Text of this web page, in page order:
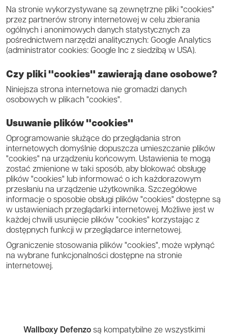
Na stronie wykorzystywane są zewnętrzne pliki "cookies"
przez partnerów strony internetowej w celu zbierania
ogólnych i anonimowych danych statystycznych za
pośrednictwem narzędzi analitycznych: Google Analytics
(administrator cookies: Google Inc z siedzibą w USA).
Czy pliki "cookies" zawierają dane osobowe?
Niniejsza strona internetowa nie gromadzi danych
osobowych w plikach "cookies".
Usuwanie plików "cookies"
Oprogramowanie służące do przeglądania stron
internetowych domyślnie dopuszcza umieszczanie plików
"cookies" na urządzeniu końcowym. Ustawienia te mogą
zostać zmienione w taki sposób, aby blokować obsługę
plików "cookies" lub informować o ich każdorazowym
przesłaniu na urządzenie użytkownika. Szczegółowe
informacje o sposobie obsługi plików "cookies" dostępne są
w ustawieniach przeglądarki internetowej. Możliwe jest w
każdej chwili usunięcie plików "cookies" korzystając z
dostępnych funkcji w przeglądarce internetowej.
Ograniczenie stosowania plików "cookies", może wpłynąć
na wybrane funkcjonalności dostępne na stronie
internetowej.
Wallboxy Defenzosą kompatybilne ze wszystkimi